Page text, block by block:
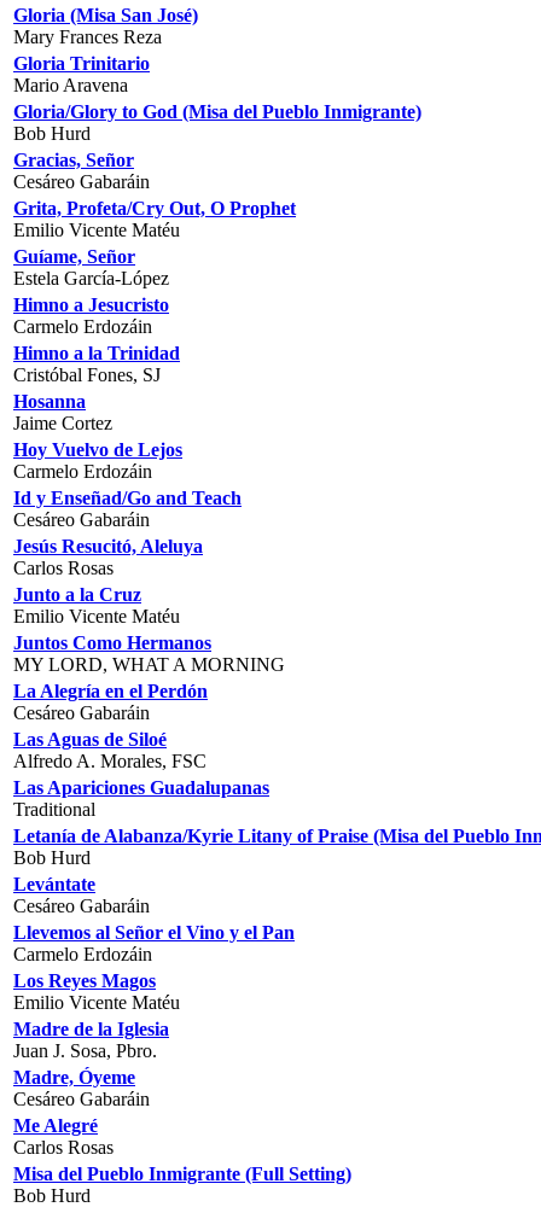
Gloria (Misa San José)
Mary Frances Reza
Gloria Trinitario
Mario Aravena
Gloria/Glory to God (Misa del Pueblo Inmigrante)
Bob Hurd
Gracias, Señor
Cesáreo Gabaráin
Grita, Profeta/Cry Out, O Prophet
Emilio Vicente Matéu
Guíame, Señor
Estela García-López
Himno a Jesucristo
Carmelo Erdozáin
Himno a la Trinidad
Cristóbal Fones, SJ
Hosanna
Jaime Cortez
Hoy Vuelvo de Lejos
Carmelo Erdozáin
Id y Enseñad/Go and Teach
Cesáreo Gabaráin
Jesús Resucitó, Aleluya
Carlos Rosas
Junto a la Cruz
Emilio Vicente Matéu
Juntos Como Hermanos
MY LORD, WHAT A MORNING
La Alegría en el Perdón
Cesáreo Gabaráin
Las Aguas de Siloé
Alfredo A. Morales, FSC
Las Apariciones Guadalupanas
Traditional
Letanía de Alabanza/Kyrie Litany of Praise (Misa del Pueblo
Bob Hurd
Levántate
Cesáreo Gabaráin
Llevemos al Señor el Vino y el Pan
Carmelo Erdozáin
Los Reyes Magos
Emilio Vicente Matéu
Madre de la Iglesia
Juan J. Sosa, Pbro.
Madre, Óyeme
Cesáreo Gabaráin
Me Alegré
Carlos Rosas
Misa del Pueblo Inmigrante (Full Setting)
Bob Hurd